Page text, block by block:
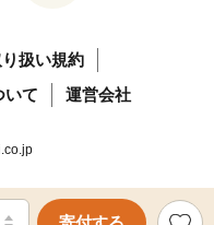
扱い規約
いて
運営会社